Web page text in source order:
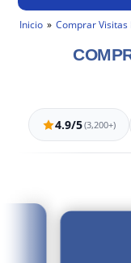
Inicio Comprar Visitas
4.9/5(3,200+)